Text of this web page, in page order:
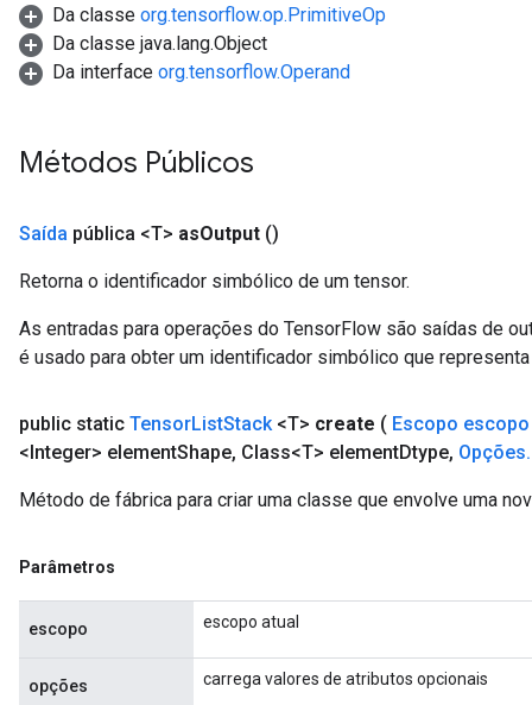
Da classe org.tensorflow.op.PrimitiveOp
Da classe java.lang.Object
Da interface org.tensorflow.Operand
Métodos Públicos
Saída pública <T> asOutput ()
Retorna o identificador simbólico de um tensor.
As entradas para operações do TensorFlow são saídas de
é usado para obter um identificador simbólico que
public static TensorListStack<T> create ( Escopo escopo
<Integer> elementShape, Class<T> elementDtype, Opções.
Método de fábrica para criar uma classe que envolve uma
Parâmetros
escopo escopo atual
opções carrega valores de atributos opcionais